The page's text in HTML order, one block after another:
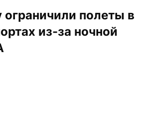
ограничили полеты в
из-за ночной